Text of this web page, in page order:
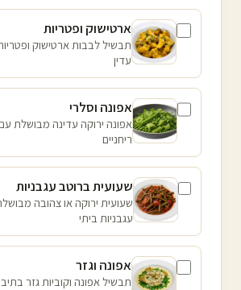
ארטישוק ופטריות
תבשיל לבבות ארטישוק
עדין
אפונה וסלרי
אפונה ירוקה עדינה מבושלת
ריחניים
שעועית ברוטב עגבניות
שעועית ירוקה או צהובה
עגבניות ביתי
אפונה וגזר
תבשיל אפונה וקוביות גזר